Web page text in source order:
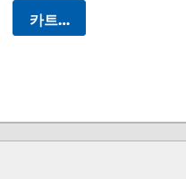
카트에 담기